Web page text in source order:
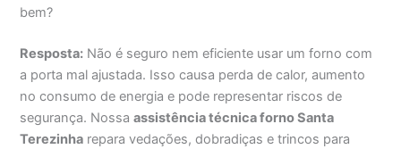
bem?
Resposta: Não é seguro nem eficiente usar um forno com
a porta mal ajustada. Isso causa perda de calor, aumento
no consumo de energia e pode representar riscos de
segurança. Nossaassistência técnica forno Santa
Terezinha repara vedações, dobradiças e trincos para